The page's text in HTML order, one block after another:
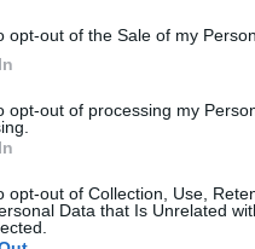
opt-out of the Sale of my
opt-out of processing my
opt-out of Collection, Use,
Data that Is Unrelated
θα της
στο Reddit, με
αυτής της
θα πρέπει να το